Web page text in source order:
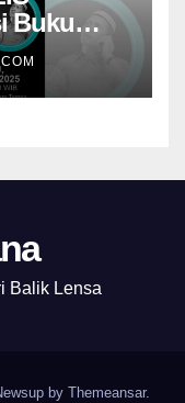
Buku
Balik Lensa
by Themeansar.